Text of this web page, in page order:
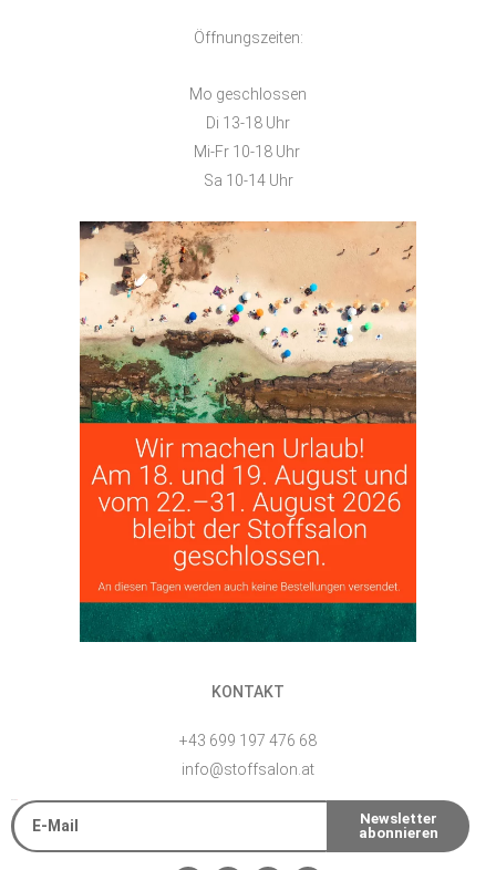
Öffnungszeiten:
Mo geschlossen
Di 13-18 Uhr
Mi-Fr 10-18 Uhr
Sa 10-14 Uhr
KONTAKT
+43 699 197 476 68
info@stoffsalon.at
Newsletter
abonnieren